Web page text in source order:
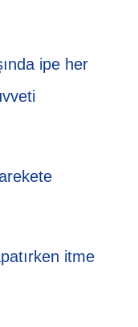
ipe her
itme